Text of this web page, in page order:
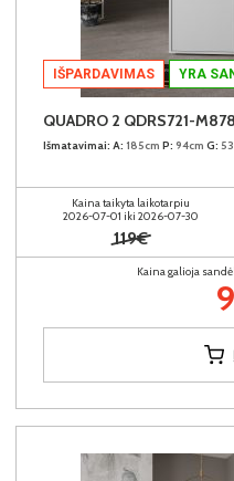
IŠPARDAVIMAS YRA
QUADRO 2 QDRS721-
Išmatavimai: A: 185cm P: 94cm G:
Kaina taikyta laikotarpiu
2026-07-01 iki 2026-07-30
119€
Kaina galioja